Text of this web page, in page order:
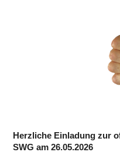
Herzliche Einladung zur
SWG am 26.05.2026